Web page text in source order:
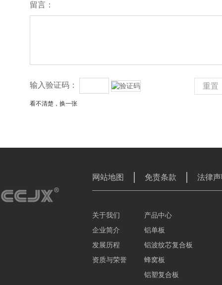
留言：
输入验证码：
看不清楚，换一张
重置
网站地图 免责条款 法律
关于我们
企业简介
发展历程
资质与荣誉
产品中心
铝单板
铝波纹芯复合板
蜂窝板
铝塑复合板